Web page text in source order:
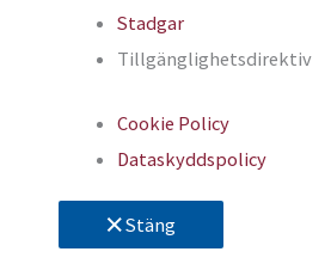
Stadgar
Tillgänglighetsdirektiv
Cookie Policy
Dataskyddspolicy
Stäng